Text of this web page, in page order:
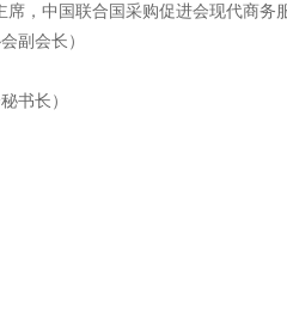
，中国联合国采购促进会现代商务
副会长）
书长）